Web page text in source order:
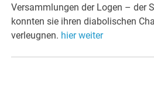
Versammlungen der Logen – der
konnten sie ihren diabolischen
verleugnen. hier weiter